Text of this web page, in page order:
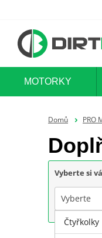
MOTORKY
Domů PRO
Vyberte si
Vyberte
Čtyřkolky